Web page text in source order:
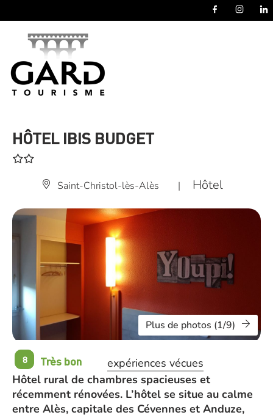
HÔTEL IBIS BUDGET
Saint-Christol-lès-Alès | Hôtel
Plus de photos (1/9)
8 Très bon
expériences vécues
Hôtel rural de chambres spacieuses et
récemment rénovées. L’hôtel se situe au calme
entre Alès, capitale des Cévennes et Anduze,